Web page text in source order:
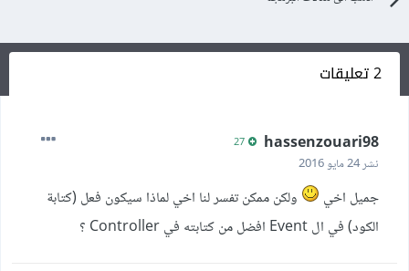
2 تعليقات
hassenzouari98
نشر24 مايو 2016
جميل اخي
ولكن ممكن تفسر لنا اخي لماذا سيكون فعل (كتابة
الكود) في ال Event افضل من كتابته في Controller ؟